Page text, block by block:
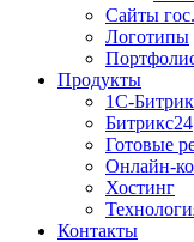
Сайты
Логотипы
Продукты
1С-
Битрикс24
Готовые
Онлайн-
Хостинг
Контакты